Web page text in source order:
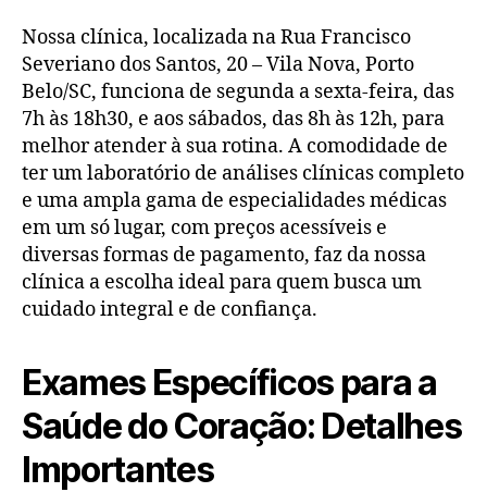
Nossa clínica, localizada na Rua Francisco
Severiano dos Santos, 20 – Vila Nova, Porto
Belo/SC, funciona de segunda a sexta-feira, das
7h às 18h30, e aos sábados, das 8h às 12h, para
melhor atender à sua rotina. A comodidade de
ter um laboratório de análises clínicas completo
e uma ampla gama de especialidades médicas
em um só lugar, com preços acessíveis e
diversas formas de pagamento, faz da nossa
clínica a escolha ideal para quem busca um
cuidado integral e de confiança.
Exames Específicos para a
Saúde do Coração: Detalhes
Importantes